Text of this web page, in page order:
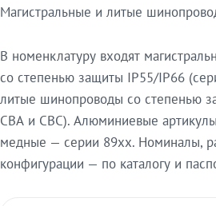
Магистральные и литые
В номенклатуру входят
со степенью защиты IP55/IP66
литые шинопроводы со степенью
СВА и СВС). Алюминиевые
медные — серии 89xx. Номиналы,
конфигурации — по каталогу и